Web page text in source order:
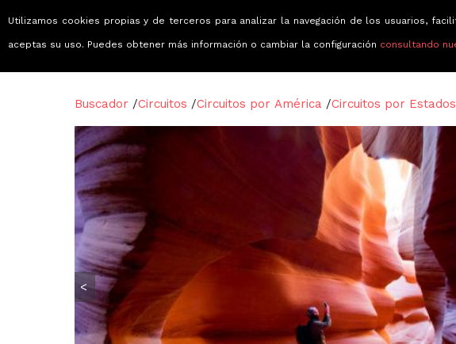
Buscador /Circuitos /Circuitos por América /Circuitos por
<
Utilizamos cookies propias y de terceros para analizar la navegación de los usuarios,
aceptas su uso. Puedes obtener más información o cambiar la configuración consultando